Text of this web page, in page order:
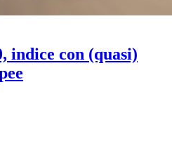
indice con (quasi)